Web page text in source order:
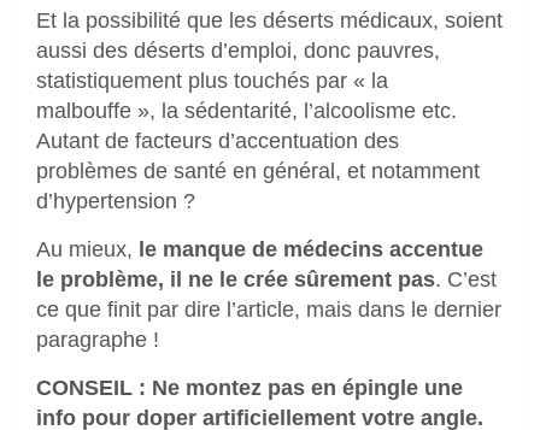
Et la possibilité que les déserts médicaux, soient
aussi des déserts d’emploi, donc pauvres,
statistiquement plus touchés par « la
malbouffe », la sédentarité, l’alcoolisme etc.
Autant de facteurs d’accentuation des
problèmes de santé en général, et notamment
d’hypertension ?
Au mieux, le manque de médecins accentue
le problème, il ne le crée sûrement pas. C’est
ce que finit par dire l’article, mais dans le dernier
paragraphe !
CONSEIL : Ne montez pas en épingle une
info pour doper artificiellement votre angle.